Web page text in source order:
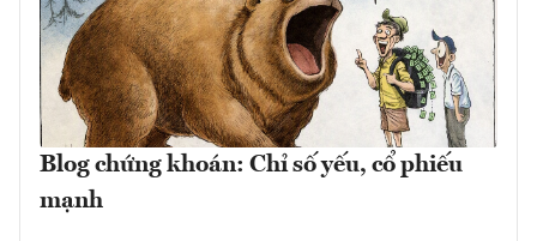
Blog chứng khoán: Chỉ số yếu, cổ phiếu
mạnh